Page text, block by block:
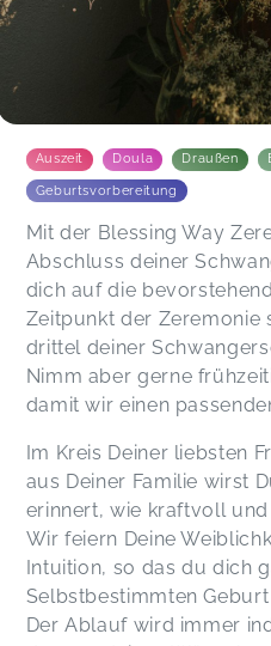
Auszeit Doula Draußen
Geburtsvorbereitung
Mit der Blessing Way
Abschluss deiner
dich auf die
Zeitpunkt der Zeremonie
drittel deiner
Nimm aber gerne
damit wir einen
Im Kreis Deiner liebsten
aus Deiner Familie wirst
erinnert, wie kraftvoll
Wir feiern Deine
Intuition, so das du dich
Selbstbestimmten
Der Ablauf wird immer